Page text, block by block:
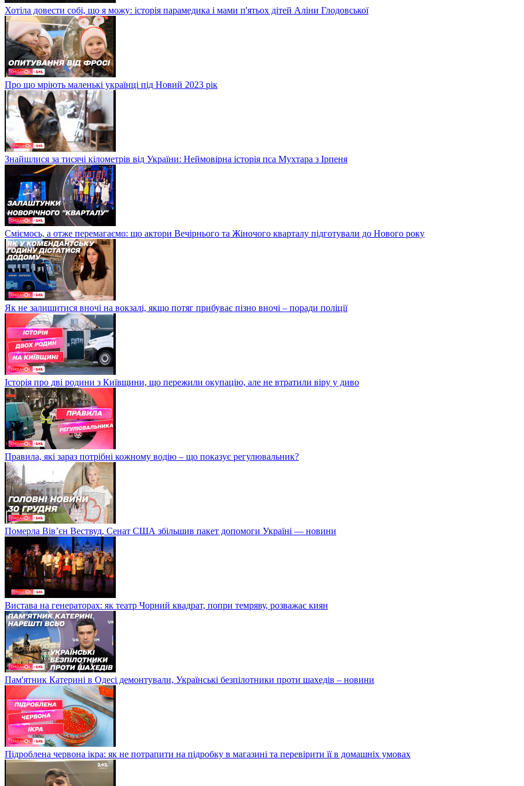
Хотіла довести собі, що я можу: історія парамедика і мами п'ятьох дітей Аліни Глодовської
Про що мріють маленькі українці під Новий 2023 рік
Знайшлися за тисячі кілометрів від України: Неймовірна історія пса Мухтара з Ірпеня
Сміємось, а отже перемагаємо: що актори Вечірнього та Жіночого кварталу підготували до Нового року
Як не залишитися вночі на вокзалі, якщо потяг прибуває пізно вночі – поради поліції
Історія про дві родини з Київщини, що пережили окупацію, але не втратили віру у диво
Правила, які зараз потрібні кожному водію – що показує регулювальник?
Померла Вівʼєн Вествуд, Сенат США збільшив пакет допомоги Україні — новини
Вистава на генераторах: як театр Чорний квадрат, попри темряву, розважає киян
Пам'ятник Катерині в Одесі демонтували, Українські безпілотники проти шахедів – новини
Підроблена червона ікра: як не потрапити на підробку в магазині та перевірити її в домашніх умовах